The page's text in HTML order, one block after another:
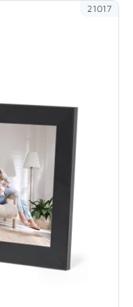
21017